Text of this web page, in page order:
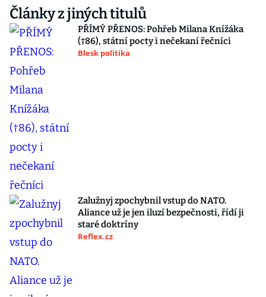
Články z jiných titulů
PŘÍMÝ PŘENOS: Pohřeb Milana Knížáka
(†86), státní pocty i nečekaní řečníci
Blesk politika
Zalužnyj zpochybnil vstup do NATO.
Aliance už je jen iluzí bezpečnosti, řídí ji
staré doktríny
Reflex.cz